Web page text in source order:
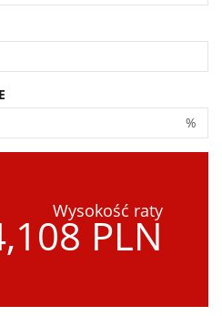
%
Wysokość raty
PLN